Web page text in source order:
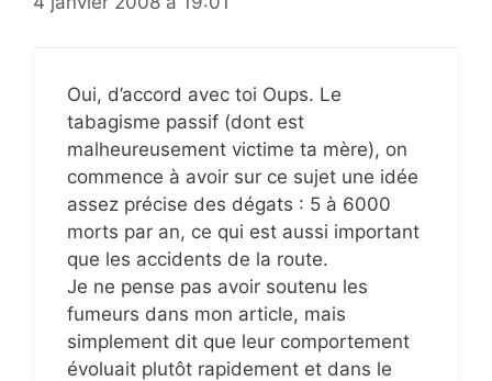
Oui, d’accord avec toi Oups. Le
tabagisme passif (dont est
malheureusement victime ta mère), on
commence à avoir sur ce sujet une idée
assez précise des dégats : 5 à 6000
morts par an, ce qui est aussi important
que les accidents de la route.
Je ne pense pas avoir soutenu les
fumeurs dans mon article, mais
simplement dit que leur comportement
évoluait plutôt rapidement et dans le